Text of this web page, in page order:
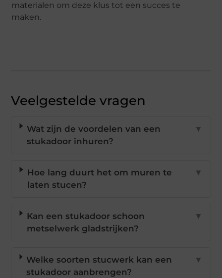
materialen om deze klus tot een succes te
maken.
Veelgestelde vragen
Wat zijn de voordelen van een
stukadoor inhuren?
▼
Hoe lang duurt het om muren te
laten stucen?
▼
Kan een stukadoor schoon
metselwerk gladstrijken?
▼
Welke soorten stucwerk kan een
stukadoor aanbrengen?
▼